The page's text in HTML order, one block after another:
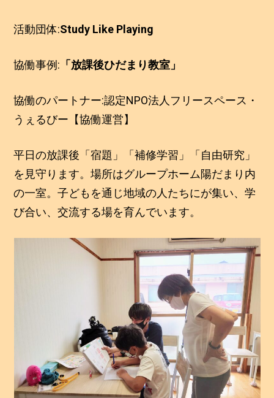
活動団体:Study Like Playing
協働事例: 「放課後ひだまり教室」
協働のパートナー:認定NPO法人フリースペース・
うぇるびー【協働運営】
平日の放課後「宿題」「補修学習」「自由研究」
を見守ります。場所はグループホーム陽だまり内
の一室。子どもを通じ地域の人たちにが集い、学
び合い、交流する場を育んでいます。